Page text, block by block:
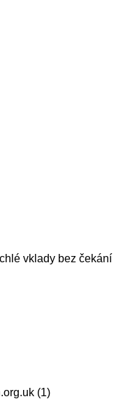
vklady bez čekání
(1)